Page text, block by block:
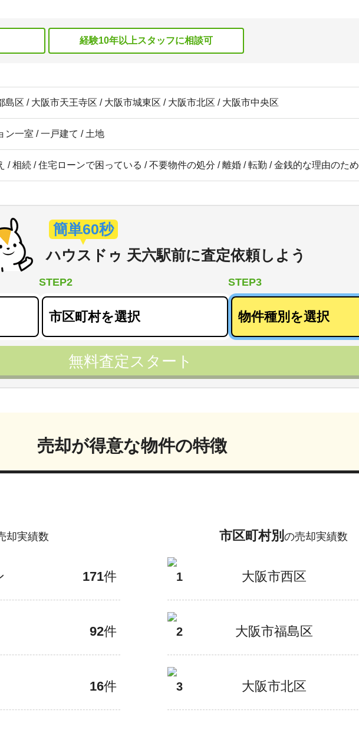
経験10年以上スタッフに相談可
島区 / 大阪市天王寺区 / 大阪市城東区 / 大阪市北区 / 大阪市中央区
ン一室 / 一戸建て / 土地
/ 相続 / 住宅ローンで困っている / 不要物件の処分 / 離婚 / 転勤 / 金銭的な理由のため
簡単60秒
ハウスドゥ 天六駅前に査定依頼しよう
STEP2 STEP3
無料査定スタート
売却が得意な物件の特徴
却実績数
171件
92件
16件
市区町村別 の売却実績数
1 大阪市西区
2 大阪市福島区
3 大阪市北区